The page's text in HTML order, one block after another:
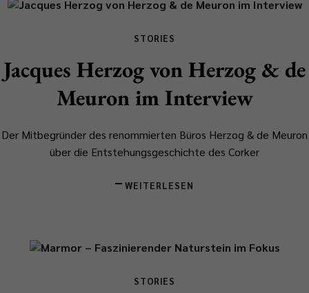
STORIES
Jacques Herzog von Herzog & de
Meuron im Interview
Der Mitbegründer des renommierten Büros Herzog & de Meuron
über die Entstehungsgeschichte des Corker
WEITERLESEN
STORIES